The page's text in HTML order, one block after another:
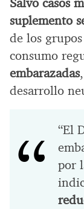
Salvo casos
suplemento
de los
consumo
embarazadas
desarrollo
“El
por